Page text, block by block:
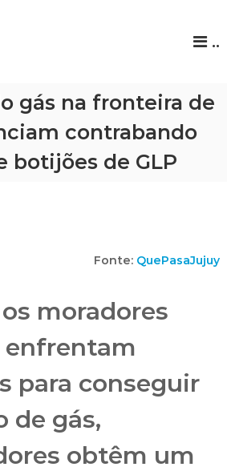
..
gás na fronteira de
contrabando
botijões de GLP
Fonte: QuePasaJujuy
moradores
enfrentam
para conseguir
de gás,
obtêm um